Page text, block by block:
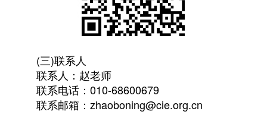
(三)联系人
联系人：赵老师
联系电话：010-68600679
联系邮箱：zhaoboning@cie.org.cn